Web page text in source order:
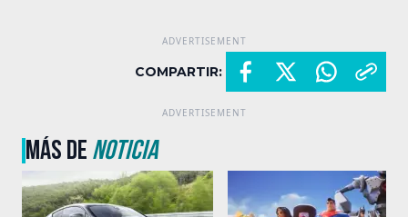
COMPARTIR:
MÁS DENOTICIA